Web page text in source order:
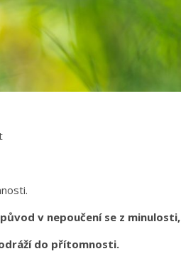
v nepoučení se z minulosti,
do přítomnosti.